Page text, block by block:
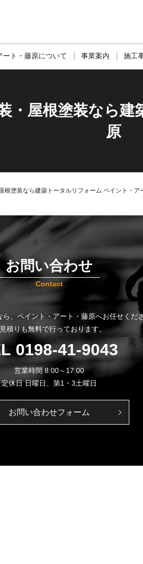
ート・藤原について 事業案内 施工
・屋根塗装なら
原
根塗装なら建築トータルリフォーム ペイント・ア
お問い合わせ
Contact
、 ペイント・アート・藤原へお任せくだ
積りも無料で行っております。
0198-41-9043
営業時間 8:00～17:00
定休日 日曜日、第1・3土曜日
お問い合わせフォーム